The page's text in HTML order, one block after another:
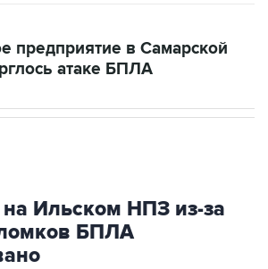
предприятие в Самарской
атаке БПЛА
на Ильском НПЗ из-за
БПЛА